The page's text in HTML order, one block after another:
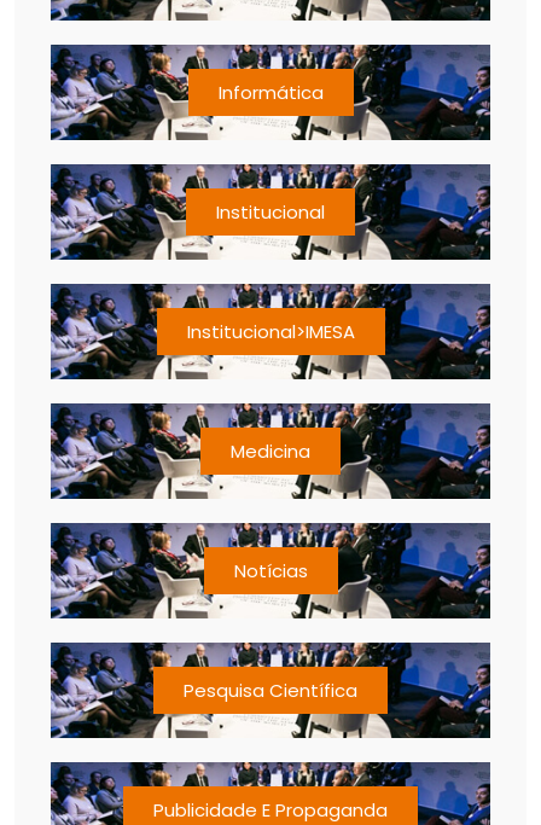
Informática
Institucional
Institucional>IMESA
Medicina
Notícias
Pesquisa Científica
Publicidade E Propaganda